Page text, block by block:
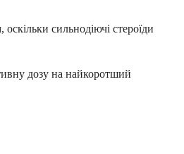
сильнодіючі стероїди
дозу на найкоротший